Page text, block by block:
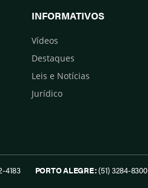
INFORMATIVOS
Vídeos
Destaques
Leis e Notícias
Jurídico
4183 PORTO ALEGRE:(51) 3284-8300